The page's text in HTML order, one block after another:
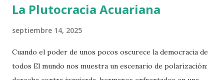
La Plutocracia Acuariana
septiembre 14, 2025
Cuando el poder de unos pocos oscurece la democracia de
todos El mundo nos muestra un escenario de polarización: